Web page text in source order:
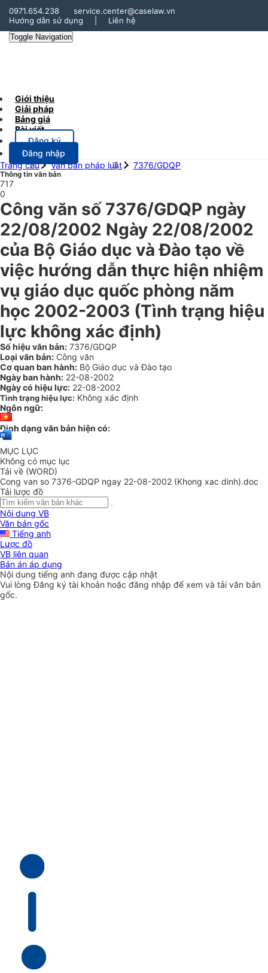
0971.654.238
service.center@caselaw.vn
Hướng dẫn sử dụng
Liên hệ
Toggle Navigation
Giới thiệu
Giải pháp
Bảng giá
Bài viết
Đăng ký
Đăng nhập
Trang chủ
Văn bản pháp luật 7376/GDQP
Thông tin văn bản
717
0
Công văn số 7376/GDQP ngày
22/08/2002 Ngày 22/08/2002
của Bộ Giáo dục và Đào tạo về
việc hướng dẫn thực hiện nhiệm
vụ giáo dục quốc phòng năm
học 2002-2003 (Tình trạng hiệu
lực không xác định)
Số hiệu văn bản: 7376/GDQP
Loại văn bản: Công văn
Cơ quan ban hành: Bộ Giáo dục và Đào tạo
Ngày ban hành: 22-08-2002
Ngày có hiệu lực: 22-08-2002
Tình trạng hiệu lực: Không xác định
Ngôn ngữ:
Định dạng văn bản hiện có:
MỤC LỤC
Không có mục lục
Tải về (WORD)
Cong van so 7376-GDQP ngay 22-08-2002 (Khong xac dinh).doc
Tải lược đồ
Nội dung VB
Văn bản gốc
Tiếng anh
Lược đồ
VB liên quan
Bản án áp dụng
Nội dung tiếng anh đang được cập nhật
Vui lòngĐăng ký tài khoản hoặc đăng nhập để xem và tải văn bản
gốc.